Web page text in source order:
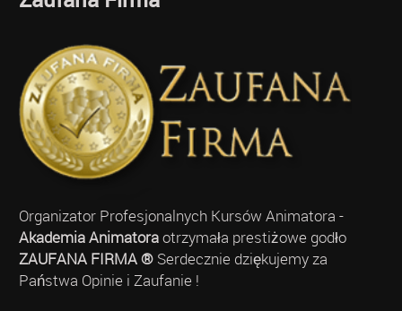
Organizator Profesjonalnych Kursów Animatora -
Akademia Animatoraotrzymała prestiżowe godło
ZAUFANA FIRMA ®Serdecznie dziękujemy za
Państwa Opinie i Zaufanie !